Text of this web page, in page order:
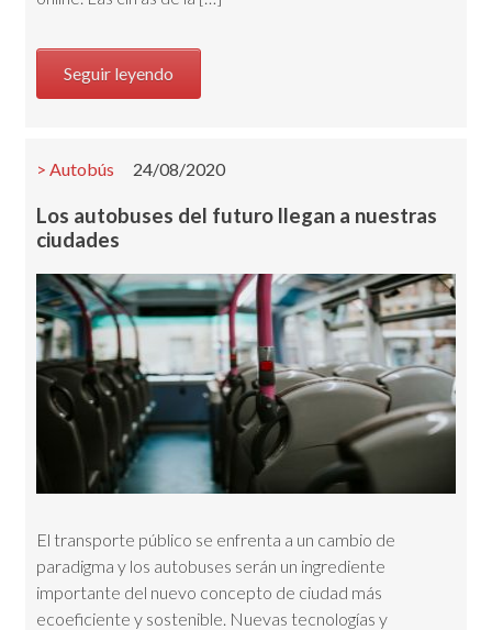
Seguir leyendo
Autobús 24/08/2020
Los autobuses del futuro llegan a nuestras
ciudades
El transporte público se enfrenta a un cambio de
paradigma y los autobuses serán un ingrediente
importante del nuevo concepto de ciudad más
ecoeficiente y sostenible. Nuevas tecnologías y